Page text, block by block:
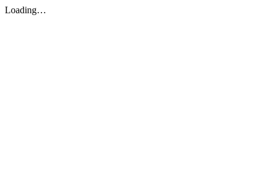
Loading…